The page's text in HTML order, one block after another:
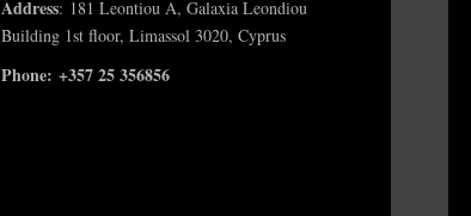
Address: 181 Leontiou A, Galaxia Leondiou
Building 1st floor, Limassol 3020, Cyprus
Phone: +357 25 356856